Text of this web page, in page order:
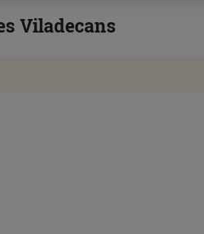
Viladecans